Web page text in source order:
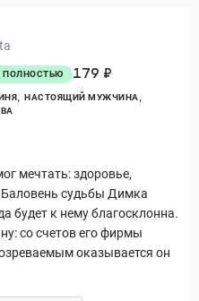
ПОЛНОСТЬЮ 179 ₽
НАСТОЯЩИЙ МУЖЧИНА
мечтать: здоровье,
судьбы Димка
будет к нему благосклонна.
со счетов его фирмы
оказывается он